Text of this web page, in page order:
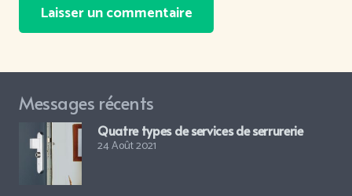
Laisser un commentaire
Messages récents
Quatre types de services de serrurerie
24 Août 2021